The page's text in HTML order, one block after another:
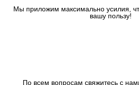
Мы приложим максимально усилия,
вашу пользу!
По всем вопросам свяжитесь с